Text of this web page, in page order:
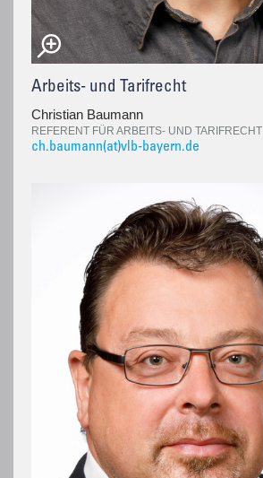
Arbeits- und Tarifrecht
Christian Baumann
REFERENT FÜR ARBEITS- UND TARIFRECHT
ch.baumann(at)vlb-bayern.de